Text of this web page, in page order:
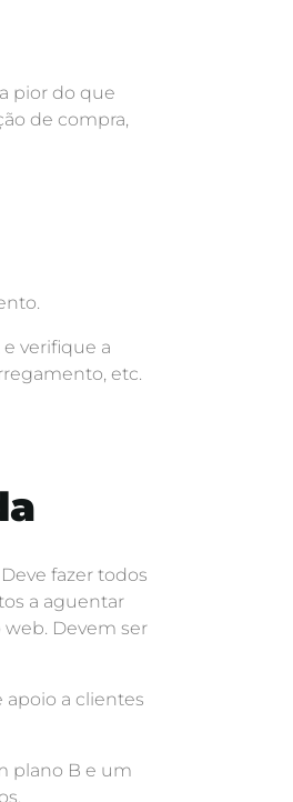
pior do que
de compra,
verifique a
etc.
Deve fazer todos
a aguentar
Devem ser
apoio a clientes
plano B e um